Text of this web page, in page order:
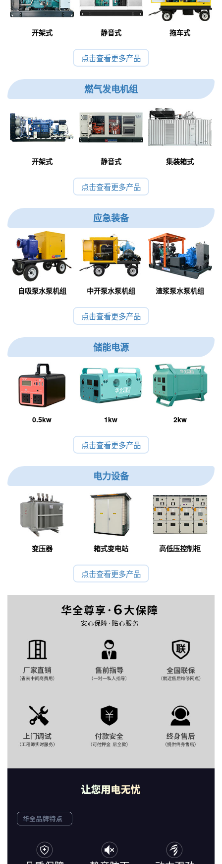
开架式 静音式 拖车式
点击查看更多产品
燃气发电机组
开架式 静音式 集装箱式
点击查看更多产品
应急装备
自吸泵水泵机组 中开泵水泵机组 渣浆泵水泵机组
点击查看更多产品
储能电源
0.5kw 1kw 2kw
点击查看更多产品
电力设备
变压器 箱式变电站 高低压控制柜
点击查看更多产品